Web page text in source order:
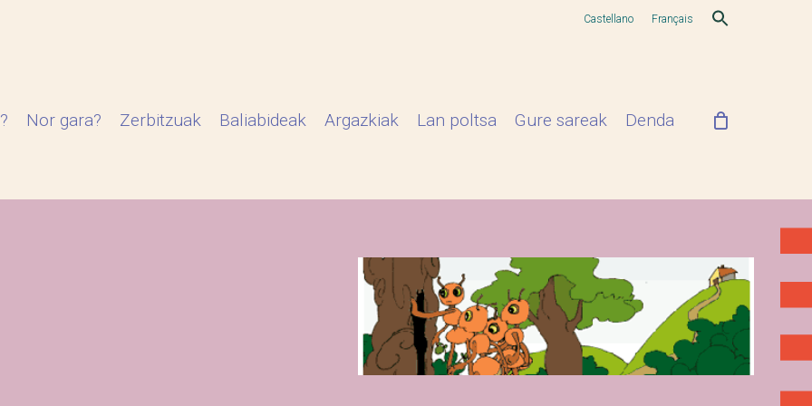
Castellano Français
Nor gara? Zerbitzuak Baliabideak Argazkiak Lan poltsa Gure sareak Denda